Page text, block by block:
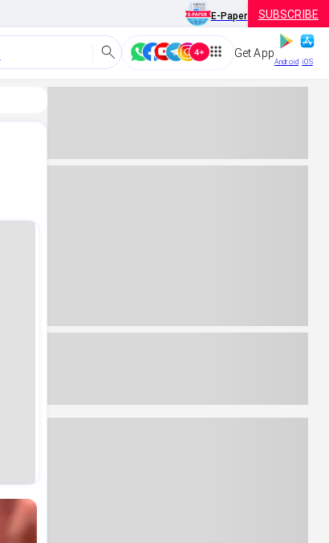
E-Paper SUBSCRIBE
Get App
Android iOS